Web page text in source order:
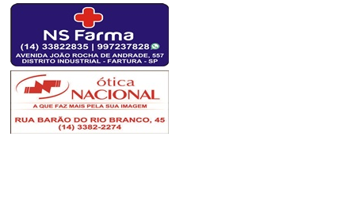
O programa No Caminho da
Providencia foi maravilhoso.
Parabéns...
Regina - Juiz de Fora/MG
23/09/2019 - 15:58
-----------------------
Oiê irmá Cida!!! Estou aprendendo muito com o seu programa. Estou
período de METANÓIA (Conversão). É o momento propício!